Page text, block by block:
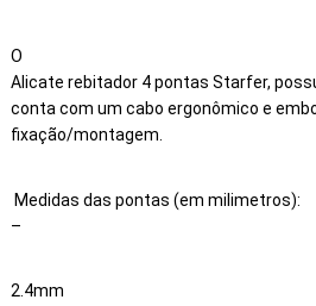
O
Alicate rebitador 4 pontas Starfer,
conta com um cabo ergonômico e
fixação/montagem.
Medidas das pontas (em milimetros):
–
2.4mm